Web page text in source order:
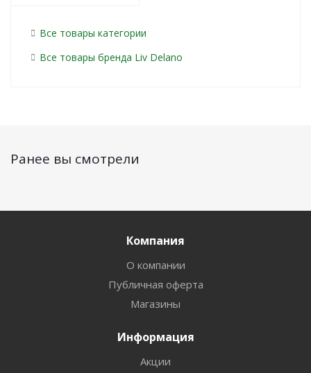
Все товары категории
Все товары бренда Liv Delano
Ранее вы смотрели
Компания
О компании
Публичная оферта
Магазины
Информация
Акции